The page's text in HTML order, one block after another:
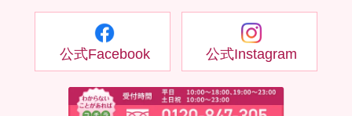
公式Facebook 公式Instagram